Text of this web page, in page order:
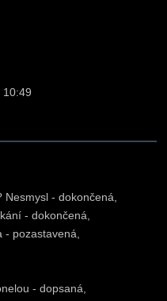
10:49
Nesmysl - dokončená,
- dokončená,
- pozastavená,
- dopsaná,